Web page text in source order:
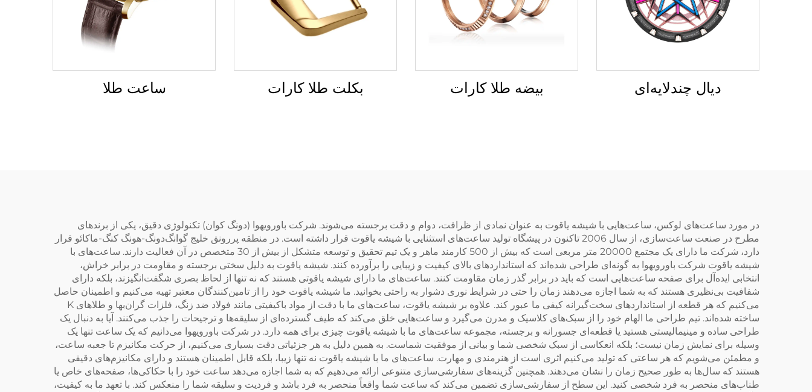
دیال چندلایه‌ای بیضه طلا کارات بکلت طلا کارات ساعت طلا
در مورد ساعت‌های لوکس، ساعت‌هایی با شیشه یاقوت به عنوان نمادی از ظرافت، دوام و دقت برجسته می‌شوند. شرکت باورویهوا (دونگ کوان) تکنولوژی دقیق، یکی از برندهای
مطرح در صنعت ساعت‌سازی، از سال 2006 تاکنون در پیشگاه تولید ساعت‌های استثنایی با شیشه یاقوت قرار داشته است. در منطقه پررونق خلیج گوانگ‌دونگ-هونگ کنگ-ماکائو قرار
دارد، شرکت ما دارای یک مجتمع 20000 متر مربعی است که بیش از 500 کارمند ماهر و یک تیم تحقیق و توسعه متشکل از بیش از 30 متخصص در آن فعالیت دارند. ساعت‌های با
شیشه یاقوت شرکت باورویهوا به گونه‌ای طراحی شده‌اند که استانداردهای بالای کیفیت و زیبایی را برآورده کنند. شیشه یاقوت به دلیل سختی برجسته و مقاومت در برابر خراش،
انتخابی ایده‌آل برای صفحه ساعت‌هایی است که باید در برابر گذر زمان مقاومت کنند. ساعت‌های ما دارای شیشه یاقوتی هستند که نه تنها از لحاظ بصری شگفت‌انگیزند، بلکه دارای
شفافیت بی‌نظیری هستند که به شما اجازه می‌دهند زمان را حتی در شرایط نوری دشوار به راحتی بخوانید. ما شیشه یاقوت خود را از تامین‌کنندگان معتبر تهیه می‌کنیم و اطمینان حاصل
می‌کنیم که هر قطعه از استانداردهای سخت‌گیرانه کیفی ما عبور کند. علاوه بر شیشه یاقوت، ساعت‌های ما با دقت از مواد باکیفیتی مانند فولاد ضد زنگ، فلزات گران‌بها و طلاهای K
ساخته شده‌اند. تیم طراحی ما الهام خود را از سبک‌های کلاسیک و مدرن می‌گیرد و ساعت‌هایی خلق می‌کند که طیف گسترده‌ای از سلیقه‌ها و ترجیحات را جذب می‌کنند. آیا به دنبال یک
طراحی ساده و مینیمالیستی هستید یا قطعه‌ای جسورانه و برجسته، مجموعه ساعت‌های ما با شیشه یاقوت چیزی برای همه دارد. در شرکت باورویهوا می‌دانیم که یک ساعت تنها یک
وسیله برای نمایش زمان نیست؛ بلکه انعکاسی از سبک شخصی شما و بیانی از موفقیت شماست. به همین دلیل به هر جزئیاتی دقت بسیاری می‌کنیم، از حرکت مکانیزم تا جعبه ساعت،
و مطمئن می‌شویم که هر ساعتی که تولید می‌کنیم اثری است از هنرمندی و مهارت. ساعت‌های ما با شیشه یاقوت نه تنها زیبا، بلکه قابل اطمینان هستند و دارای مکانیزم‌های دقیقی
هستند که سال‌ها به طور صحیح زمان را نشان می‌دهند. همچنین گزینه‌های سفارشی‌سازی متنوعی ارائه می‌دهیم که به شما اجازه می‌دهد ساعت خود را با حکاکی‌ها، صفحه‌های خاص یا
طناب‌های منحصر به فرد شخصی کنید. این سطح از سفارشی‌سازی تضمین می‌کند که ساعت شما واقعاً منحصر به فرد باشد و فردیت و سلیقه شما را منعکس کند. با تعهد ما به کیفیت،